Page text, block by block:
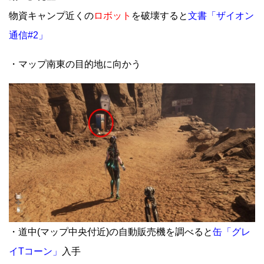
物資キャンプ近くのロボット を破壊すると文書「ザイオン
通信#2」
・マップ南東の目的地に向かう
・道中(マップ中央付近)の自動販売機を調べると缶「グレ
イTコーン」
入手